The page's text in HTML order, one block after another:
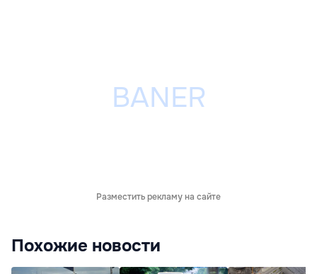
Разместить рекламу на сайте
Похожие новости